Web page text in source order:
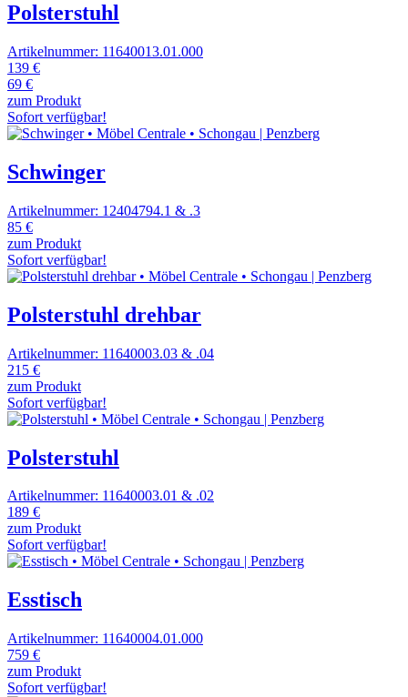
Polsterstuhl
Artikelnummer: 11640013.01.000
139 €
69 €
zum Produkt
Sofort verfügbar!
Schwinger
Artikelnummer: 12404794.1 & .3
85 €
zum Produkt
Sofort verfügbar!
Polsterstuhl drehbar
Artikelnummer: 11640003.03 & .04
215 €
zum Produkt
Sofort verfügbar!
Polsterstuhl
Artikelnummer: 11640003.01 & .02
189 €
zum Produkt
Sofort verfügbar!
Esstisch
Artikelnummer: 11640004.01.000
759 €
zum Produkt
Sofort verfügbar!